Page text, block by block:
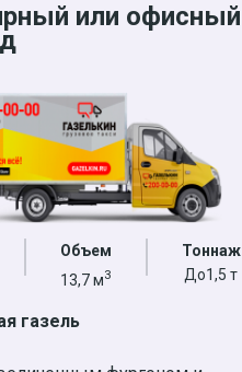
или офисный
Объем
13,7 м3
Тоннаж
До1,5 т
газель